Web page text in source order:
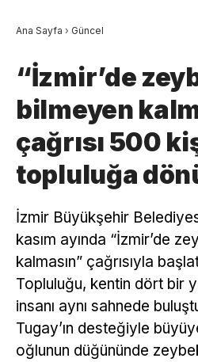
Ana Sayfa › Güncel
“İzmir’de
bilmeyen
çağrısı 500
topluluğa
İzmir Büyükşehir
kasım ayında “İzmir’de
kalmasın” çağrısıyla
Topluluğu, kentin dört bir
insanı aynı sahnede
Tugay’ın desteğiyle
oğlunun düğününde